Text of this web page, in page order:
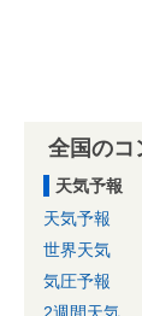
全国のコ
天気予報
天気予報
世界天気
気圧予報